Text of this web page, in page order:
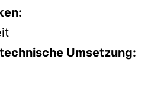
Umsetzung: